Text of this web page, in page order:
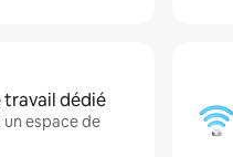
travail dédié
espace de